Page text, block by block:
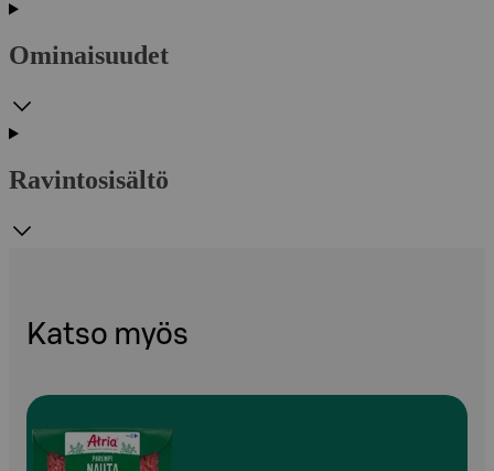
Ominaisuudet
Ravintosisältö
Katso myös